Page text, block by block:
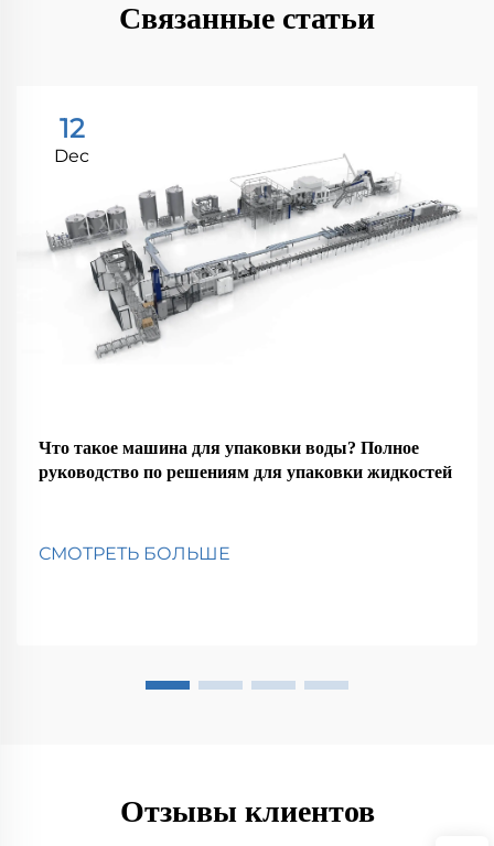
Связанные статьи
12
Dec
Что такое машина для упаковки воды? Полное
руководство по решениям для упаковки жидкостей
СМОТРЕТЬ БОЛЬШЕ
Отзывы клиентов